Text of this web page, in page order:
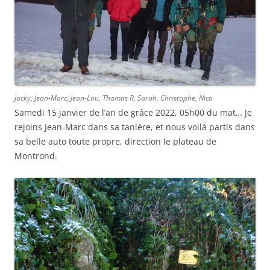
Jacky, Jean-Marc, Jean-Lou, Thomas R, Sarah, Christophe, Nico
Samedi 15 janvier de l’an de grâce 2022, 05h00 du mat… Je
rejoins Jean-Marc dans sa tanière, et nous voilà partis dans
sa belle auto toute propre, direction le plateau de
Montrond.